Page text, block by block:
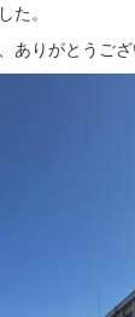
た。
ありがとうござ